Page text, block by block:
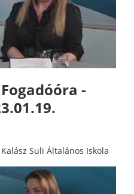
-
Suli Általános Iskola